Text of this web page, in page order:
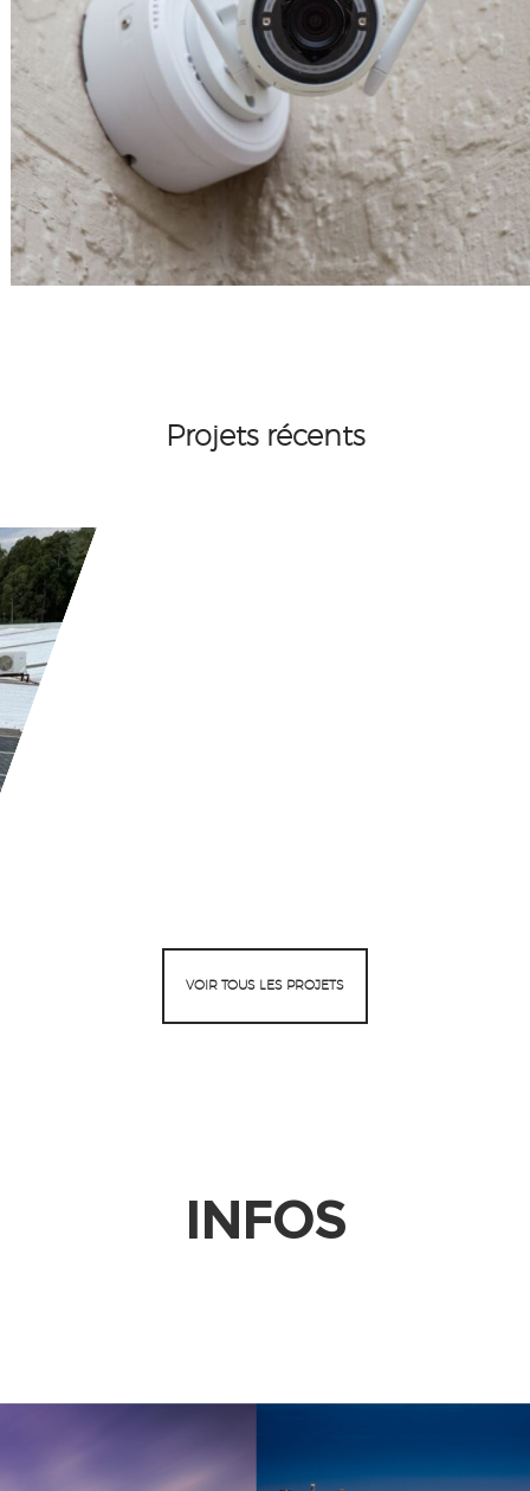
Projets récents
VOIR TOUS LES PROJETS
INFOS